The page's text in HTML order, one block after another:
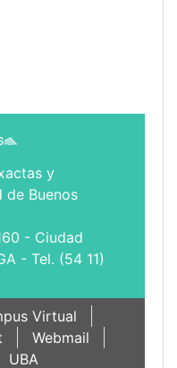
y
de Buenos
- Ciudad
- Tel. (54 11)
Virtual
Webmail
UBA